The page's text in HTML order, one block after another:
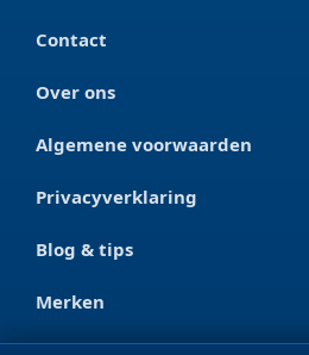
Contact
Over ons
Algemene voorwaarden
Privacyverklaring
Blog & tips
Merken